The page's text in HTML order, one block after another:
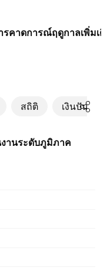
รคาดการณ์ฤดูกาลเพิ่มเ
สถิติ เงินปันผล
านระดับภูมิภาค